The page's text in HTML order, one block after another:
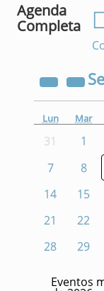
Agenda
Completa
Lun Mar
31 1
7
8
14
15
21
22
28
29
Eventos